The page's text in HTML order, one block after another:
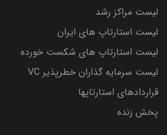
لیست مراکز رشد
لیست استارتاپ های ایران
لیست استارتاپ های شکست خورده
لیست سرمایه گذاران خطرپذیر VC
قراردادهای استارتاپها
پخش زنده